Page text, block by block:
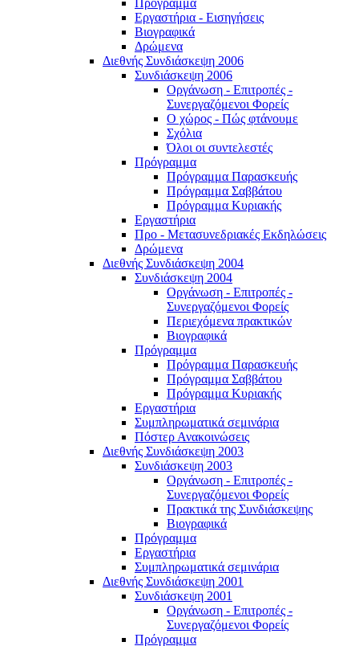
Πρόγραμμα
Εργαστήρια - Εισηγήσεις
Βιογραφικά
Δρώμενα
Διεθνής Συνδιάσκεψη 2006
Συνδιάσκεψη 2006
Οργάνωση - Επιτροπές -
Συνεργαζόμενοι Φορείς
Ο χώρος - Πώς φτάνουμε
Σχόλια
Όλοι οι συντελεστές
Πρόγραμμα
Πρόγραμμα Παρασκευής
Πρόγραμμα Σαββάτου
Πρόγραμμα Κυριακής
Εργαστήρια
Προ - Μετασυνεδριακές Εκδηλώσεις
Δρώμενα
Διεθνής Συνδιάσκεψη 2004
Συνδιάσκεψη 2004
Οργάνωση - Επιτροπές -
Συνεργαζόμενοι Φορείς
Περιεχόμενα πρακτικών
Βιογραφικά
Πρόγραμμα
Πρόγραμμα Παρασκευής
Πρόγραμμα Σαββάτου
Πρόγραμμα Κυριακής
Εργαστήρια
Συμπληρωματικά σεμινάρια
Πόστερ Ανακοινώσεις
Διεθνής Συνδιάσκεψη 2003
Συνδιάσκεψη 2003
Οργάνωση - Επιτροπές -
Συνεργαζόμενοι Φορείς
Πρακτικά της Συνδιάσκεψης
Βιογραφικά
Πρόγραμμα
Εργαστήρια
Συμπληρωματικά σεμινάρια
Διεθνής Συνδιάσκεψη 2001
Συνδιάσκεψη 2001
Οργάνωση - Επιτροπές -
Συνεργαζόμενοι Φορείς
Πρόγραμμα